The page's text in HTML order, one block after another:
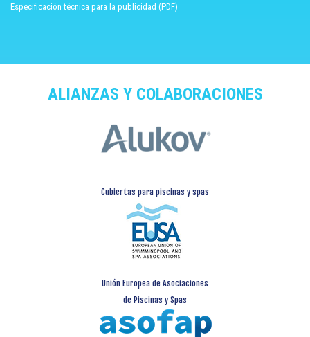
Especificación técnica para la publicidad (PDF)
ALIANZAS Y COLABORACIONES
Cubiertas para piscinas y spas
Unión Europea de Asociaciones
de Piscinas y Spas